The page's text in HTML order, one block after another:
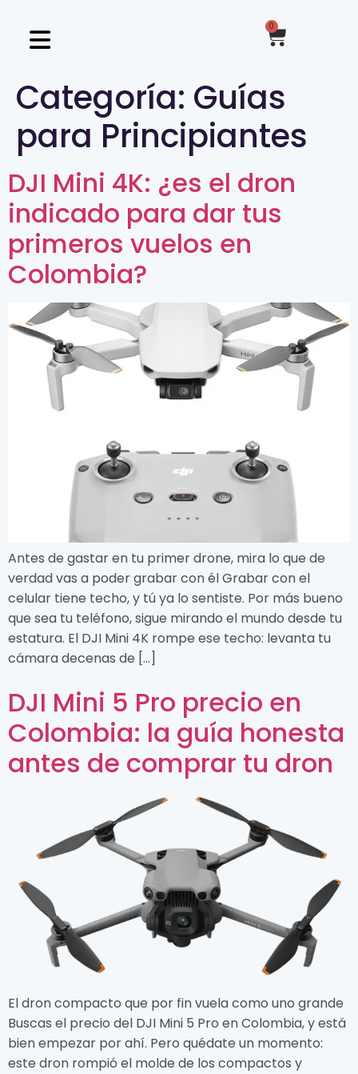
0
Categoría: Guías
para Principiantes
DJI Mini 4K: ¿es el dron
indicado para dar tus
primeros vuelos en
Colombia?
Antes de gastar en tu primer drone, mira lo que de
verdad vas a poder grabar con él Grabar con el
celular tiene techo, y tú ya lo sentiste. Por más bueno
que sea tu teléfono, sigue mirando el mundo desde tu
estatura. El DJI Mini 4K rompe ese techo: levanta tu
cámara decenas de […]
DJI Mini 5 Pro precio en
Colombia: la guía honesta
antes de comprar tu dron
El dron compacto que por fin vuela como uno grande
Buscas el precio del DJI Mini 5 Pro en Colombia, y está
bien empezar por ahí. Pero quédate un momento:
este dron rompió el molde de los compactos y